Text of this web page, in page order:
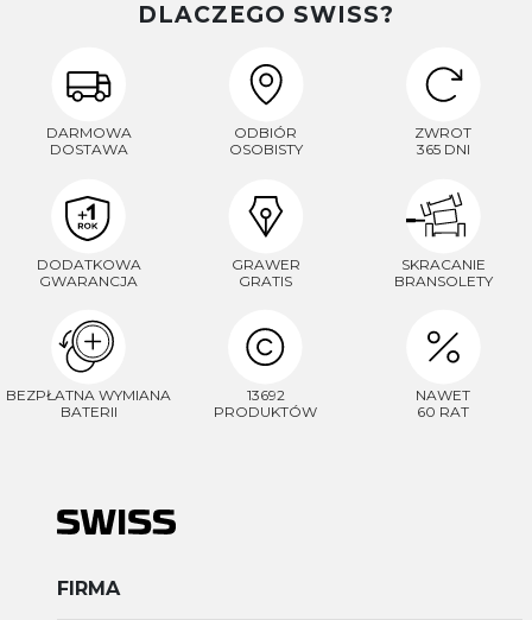
DLACZEGO SWISS?
DARMOWA
DOSTAWA
ODBIÓR
OSOBISTY
ZWROT
365 DNI
DODATKOWA
GWARANCJA
GRAWER
GRATIS
SKRACANIE
BRANSOLETY
BEZPŁATNA WYMIANA
BATERII
13692
PRODUKTÓW
NAWET
60 RAT
FIRMA